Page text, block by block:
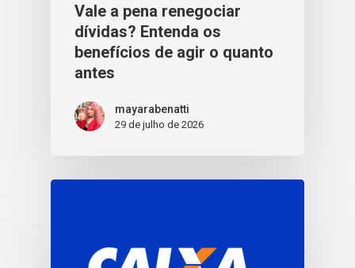
Vale a pena renegociar
dívidas? Entenda os
benefícios de agir o quanto
antes
mayarabenatti
29 de julho de 2026